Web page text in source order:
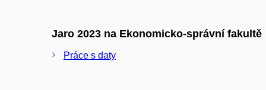
Jaro 2023 na Ekonomicko-správní fakultě
Práce s daty